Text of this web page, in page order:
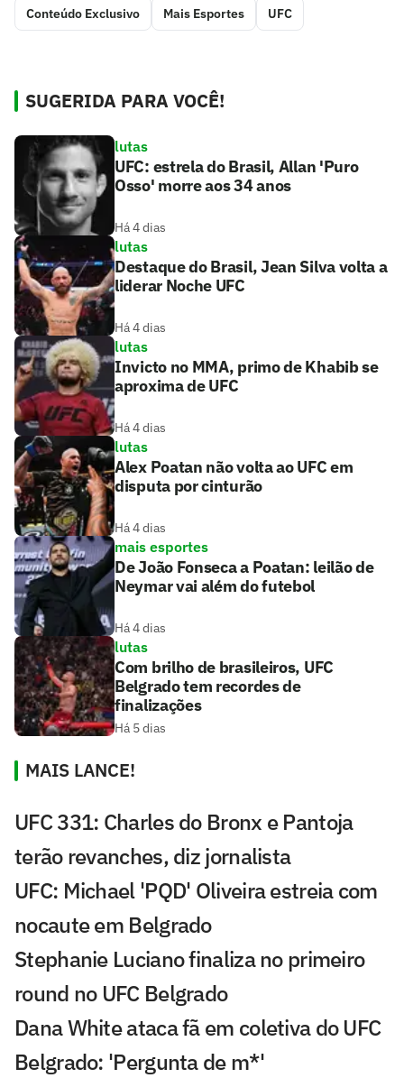
Conteúdo Exclusivo Mais Esportes UFC
SUGERIDA PARA VOCÊ!
lutas
UFC: estrela do Brasil, Allan 'Puro
Osso' morre aos 34 anos
Há 4 dias
lutas
Destaque do Brasil, Jean Silva volta a
liderar Noche UFC
Há 4 dias
lutas
Invicto no MMA, primo de Khabib se
aproxima de UFC
Há 4 dias
lutas
Alex Poatan não volta ao UFC em
disputa por cinturão
Há 4 dias
mais esportes
De João Fonseca a Poatan: leilão de
Neymar vai além do futebol
Há 4 dias
lutas
Com brilho de brasileiros, UFC
Belgrado tem recordes de
finalizações
Há 5 dias
MAIS LANCE!
UFC 331: Charles do Bronx e Pantoja
terão revanches, diz jornalista
UFC: Michael 'PQD' Oliveira estreia com
nocaute em Belgrado
Stephanie Luciano finaliza no primeiro
round no UFC Belgrado
Dana White ataca fã em coletiva do UFC
Belgrado: 'Pergunta de m*'